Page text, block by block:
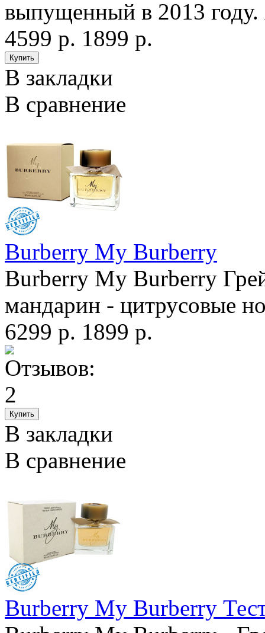
выпущенный в 2013
4599 р. 1899 р.
В закладки
В сравнение
Burberry My Burberry
Burberry My Burberry
мандарин - цитрусовые
6299 р. 1899 р.
В закладки
В сравнение
Burberry My Burberry